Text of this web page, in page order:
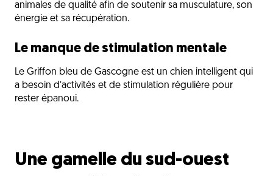
animales de qualité afin de soutenir sa musculature, son
énergie et sa récupération.
Le manque de stimulation mentale
Le Griffon bleu de Gascogne est un chien intelligent qui
a besoin d’activités et de stimulation régulière pour
rester épanoui.
Une gamelle du sud-ouest